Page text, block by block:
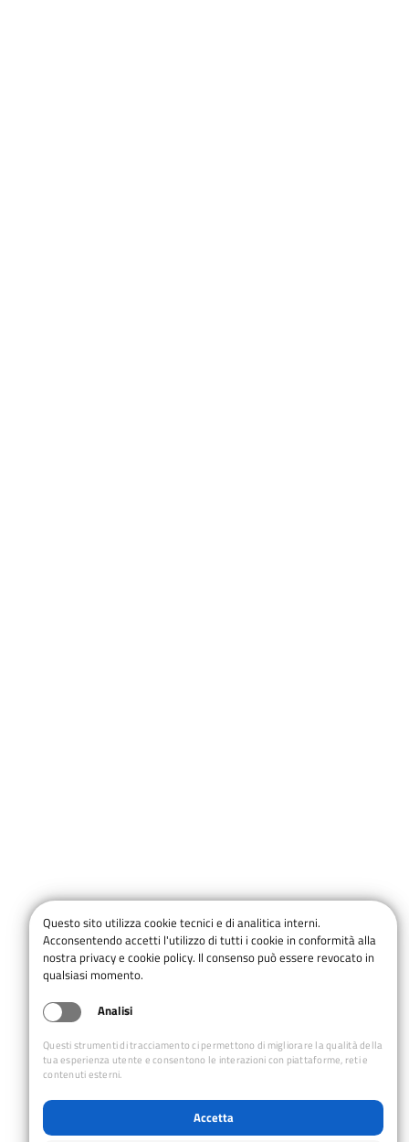
Questo sito utilizza cookie tecnici e di analitica interni.
Acconsentendo accetti l'utilizzo di tutti i cookie in conformità alla
nostra privacy e cookie policy. Il consenso può essere revocato in
qualsiasi momento.
Analisi
Questi strumenti di tracciamento ci permettono di migliorare la qualità della
tua esperienza utente e consentono le interazioni con piattaforme, reti e
contenuti esterni.
Accetta